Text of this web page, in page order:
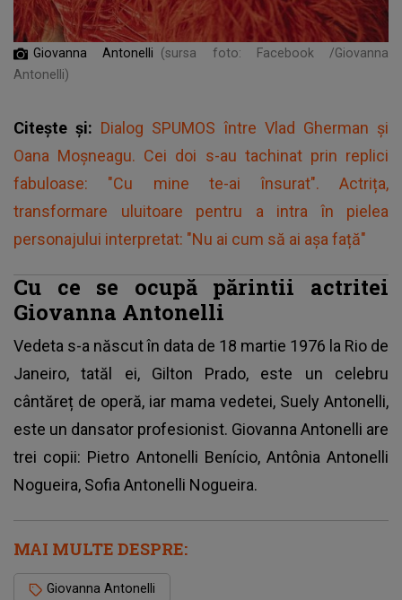
Giovanna Antonelli
(sursa foto: Facebook /Giovanna
Antonelli)
Citește și: Dialog SPUMOS între Vlad Gherman și
Oana Moșneagu. Cei doi s-au tachinat prin replici
fabuloase: "Cu mine te-ai însurat". Actrița,
transformare uluitoare pentru a intra în pielea
personajului interpretat: "Nu ai cum să ai așa față"
Cu ce se ocupă părintii actritei
Giovanna Antonelli
Vedeta s-a născut în data de 18 martie 1976 la Rio de
Janeiro, tatăl ei, Gilton Prado, este un celebru
cântăreț de operă, iar mama vedetei, Suely Antonelli,
este un dansator profesionist. Giovanna Antonelli are
trei copii: Pietro Antonelli Benício, Antônia Antonelli
Nogueira, Sofia Antonelli Nogueira.
MAI MULTE DESPRE:
Giovanna Antonelli